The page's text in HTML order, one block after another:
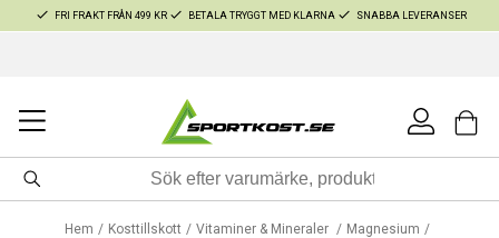
FRI FRAKT FRÅN 499 KR BETALA TRYGGT MED KLARNA SNABBA LEVERANSER
Hem Kosttillskott Vitaminer & Mineraler
Magnesium